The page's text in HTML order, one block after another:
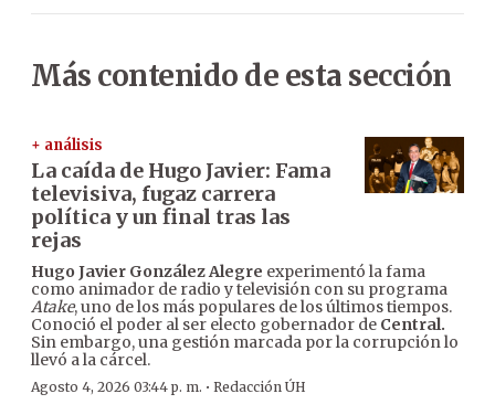
Más contenido de esta sección
+ análisis
La caída de Hugo Javier: Fama
televisiva, fugaz carrera
política y un final tras las
rejas
Hugo Javier González Alegre experimentó la fama
como animador de radio y televisión con su programa
Atake, uno de los más populares de los últimos tiempos.
Conoció el poder al ser electo gobernador de Central.
Sin embargo, una gestión marcada por la corrupción lo
llevó a la cárcel.
Agosto 4, 2026 03:44 p. m. · Redacción ÚH